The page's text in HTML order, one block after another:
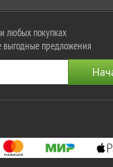
любых покупках
предложения